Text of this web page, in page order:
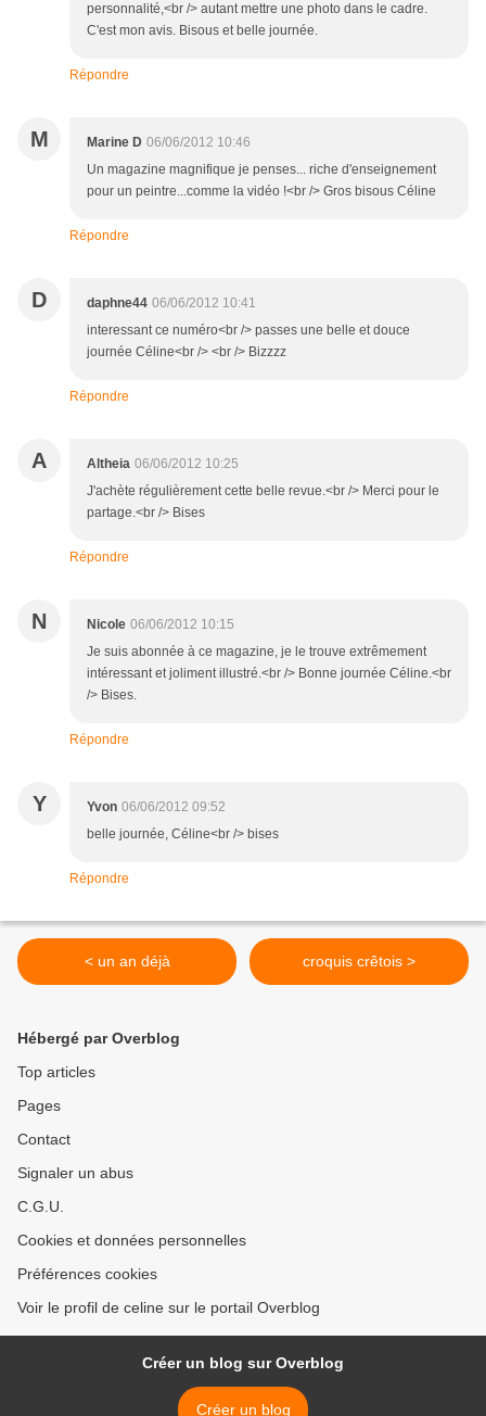
personnalité,<br /> autant mettre une photo dans le cadre.
C'est mon avis. Bisous et belle journée.
Répondre
M Marine D 06/06/2012 10:46
Un magazine magnifique je penses... riche d'enseignement
pour un peintre...comme la vidéo !<br /> Gros bisous Céline
Répondre
D daphne44 06/06/2012 10:41
interessant ce numéro<br /> passes une belle et douce
journée Céline<br /> <br /> Bizzzz
Répondre
A Altheia 06/06/2012 10:25
J'achète régulièrement cette belle revue.<br /> Merci pour le
partage.<br /> Bises
Répondre
N Nicole 06/06/2012 10:15
Je suis abonnée à ce magazine, je le trouve extrêmement
intéressant et joliment illustré.<br /> Bonne journée Céline.<br
/> Bises.
Répondre
Y Yvon 06/06/2012 09:52
belle journée, Céline<br /> bises
Répondre
< un an déjà croquis crêtois >
Hébergé par Overblog
Top articles
Pages
Contact
Signaler un abus
C.G.U.
Cookies et données personnelles
Préférences cookies
Voir le profil de celine sur le portail Overblog
Créer un blog sur Overblog
Créer un blog